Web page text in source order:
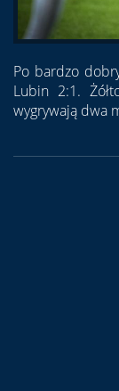
Po bardzo
Lubin 2:1.
wygrywają dwa